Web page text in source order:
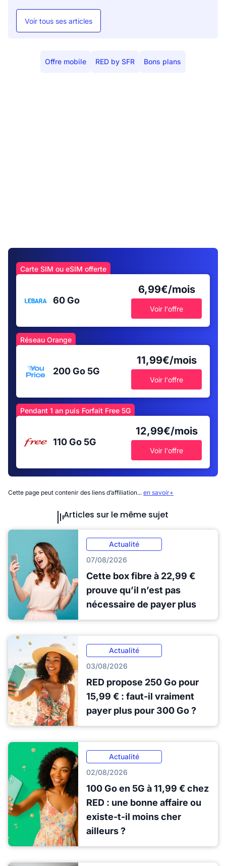
Voir tous ses articles
Offre mobile RED by SFR Bons plans
Carte SIM ou eSIM offerte
60 Go
6,99€/mois
Voir l'offre
Réseau Orange
200 Go 5G
11,99€/mois
Voir l'offre
Pendant 1 an puis Forfait Free 5G
110 Go 5G
12,99€/mois
Voir l'offre
Cette page peut contenir des liens d’affiliation... en savoir+
Articles sur le même sujet
Actualité
07/08/2026
Cette box fibre à 22,99 €
prouve qu’il n’est pas
nécessaire de payer plus
Actualité
03/08/2026
RED propose 250 Go pour
15,99 € : faut-il vraiment
payer plus pour 300 Go ?
Actualité
02/08/2026
100 Go en 5G à 11,99 € chez
RED : une bonne affaire ou
existe-t-il moins cher
ailleurs ?